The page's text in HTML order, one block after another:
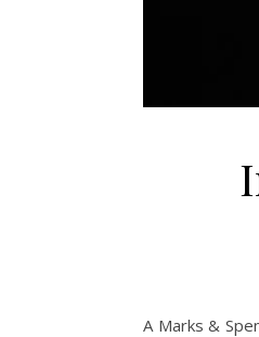
A Marks &